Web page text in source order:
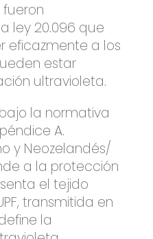
ley 20.096 que
eficazmente a los
estar
ultravioleta.
la normativa
A.
y Neozelandés/
a la protección
el tejido
transmitida en
define la